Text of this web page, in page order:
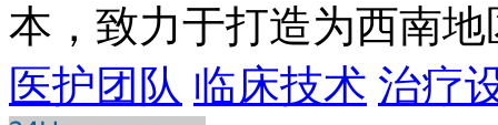
本，致力于打造为西南
医护团队 临床技术 治疗